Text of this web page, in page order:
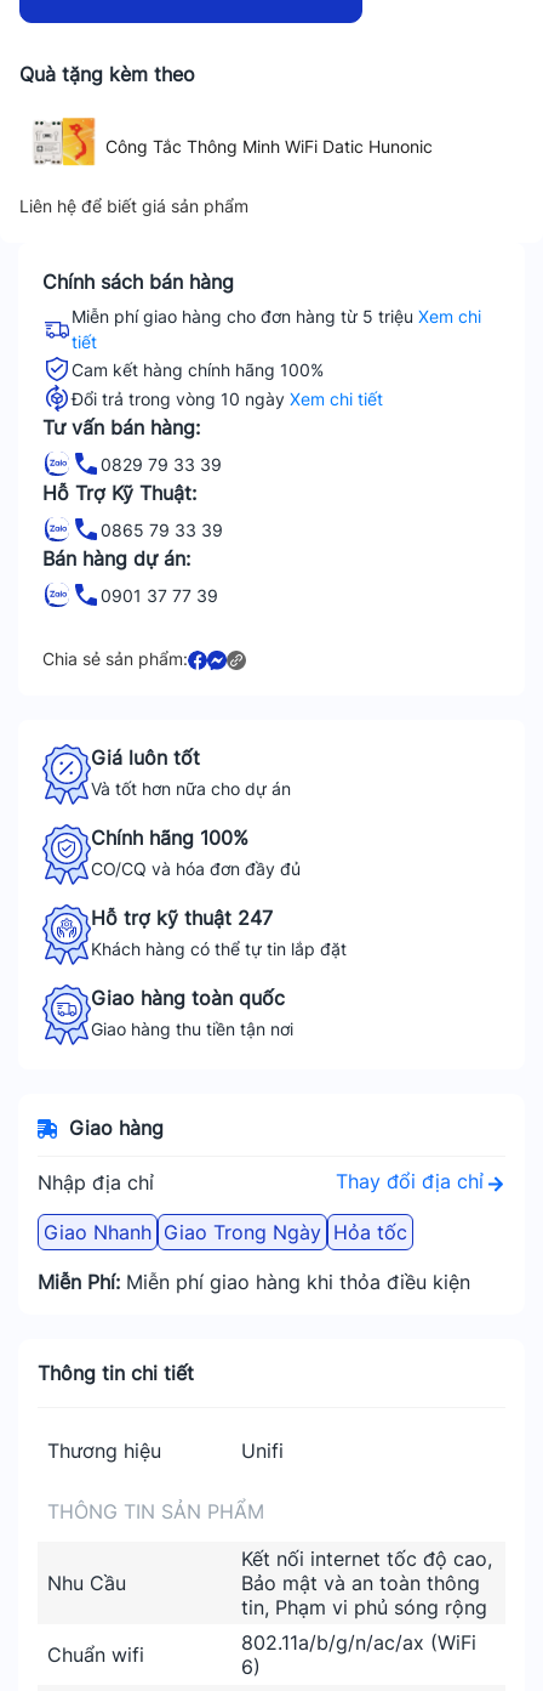
Quà tặng kèm theo
Công Tắc Thông Minh WiFi Datic Hunonic
Liên hệ để biết giá sản phẩm
Chính sách bán hàng
Miễn phí giao hàng cho đơn hàng từ 5 triệu Xem chi
tiết
Cam kết hàng chính hãng 100%
Đổi trả trong vòng 10 ngày Xem chi tiết
Tư vấn bán hàng:
0829 79 33 39
Hỗ Trợ Kỹ Thuật:
0865 79 33 39
Bán hàng dự án:
0901 37 77 39
Chia sẻ sản phẩm:
Giá luôn tốt
Và tốt hơn nữa cho dự án
Chính hãng 100%
CO/CQ và hóa đơn đầy đủ
Hỗ trợ kỹ thuật 247
Khách hàng có thể tự tin lắp đặt
Giao hàng toàn quốc
Giao hàng thu tiền tận nơi
Giao hàng
Nhập địa chỉ Thay đổi địa chỉ
Giao Nhanh Giao Trong Ngày Hỏa tốc
Miễn Phí: Miễn phí giao hàng khi thỏa điều kiện
Thông tin chi tiết
Thương hiệu Unifi
THÔNG TIN SẢN PHẨM
Nhu Cầu
Kết nối internet tốc độ cao,
Bảo mật và an toàn thông
tin, Phạm vi phủ sóng rộng
Chuẩn wifi
802.11a/b/g/n/ac/ax (WiFi
6)